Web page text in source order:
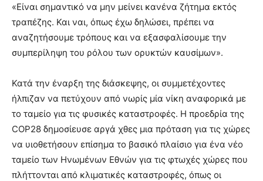
«Είναι σημαντικό να μην μείνει κανένα ζήτημα εκτός
τραπέζης. Και ναι, όπως έχω δηλώσει, πρέπει να
αναζητήσουμε τρόπους και να εξασφαλίσουμε την
συμπερίληψη του ρόλου των ορυκτών καυσίμων».
Κατά την έναρξη της διάσκεψης, οι συμμετέχοντες
ήλπιζαν να πετύχουν από νωρίς μία νίκη αναφορικά με
το ταμείο για τις φυσικές καταστροφές. Η προεδρία της
COP28 δημοσίευσε αργά χθες μια πρόταση για τις χώρες
να υιοθετήσουν επίσημα το βασικό πλαίσιο για ένα νέο
ταμείο των Ηνωμένων Εθνών για τις φτωχές χώρες που
πλήττονται από κλιματικές καταστροφές, όπως οι